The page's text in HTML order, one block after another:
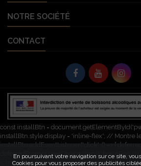
NOTRE SOCIÉTÉ
CONTACT
© Copyright 2026 Vignobles Vellas France.
d’alcool est dangereux pour la santé. À
let deferredPrompt;
e.preventDefault(); // Empêche l'invite
const installBtn =
installBtn.style.display = 'inline-flex'; // Montre
installBtn.addEventListener('click', () => {
deferredPrompt.userChoice.then((choiceResult)
(choiceResult.outcome === 'accepted') {
En poursuivant votre navigation sur ce site,
Cookies pour vous proposer des publicités